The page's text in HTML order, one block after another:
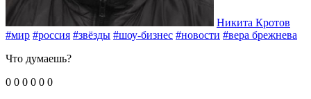
Никита Кротов
#мир #россия #звёзды #шоу-бизнес #новости #вера брежнева
Что думаешь?
0 0 0 0 0 0